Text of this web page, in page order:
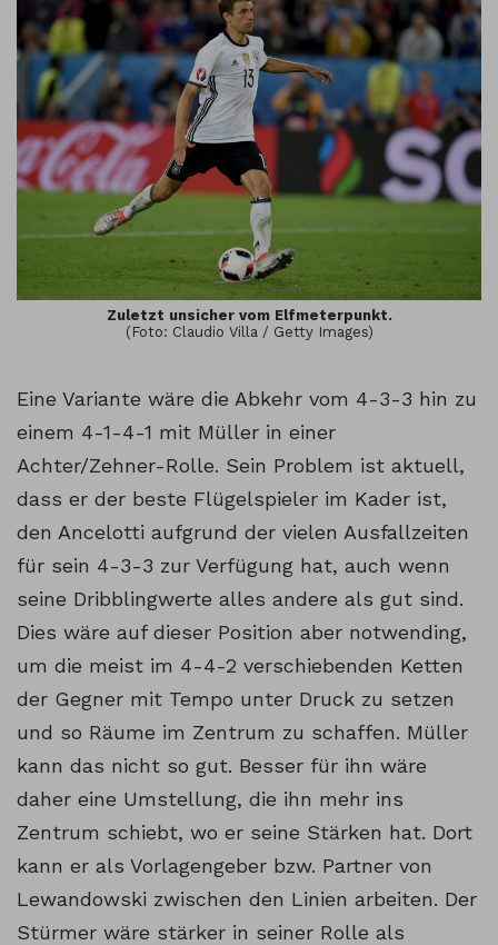
Zuletzt unsicher vom Elfmeterpunkt.
(Foto: Claudio Villa / Getty Images)
Eine Variante wäre die Abkehr vom 4-3-3 hin zu
einem 4-1-4-1 mit Müller in einer
Achter/Zehner-Rolle. Sein Problem ist aktuell,
dass er der beste Flügelspieler im Kader ist,
den Ancelotti aufgrund der vielen Ausfallzeiten
für sein 4-3-3 zur Verfügung hat, auch wenn
seine Dribblingwerte alles andere als gut sind.
Dies wäre auf dieser Position aber notwending,
um die meist im 4-4-2 verschiebenden Ketten
der Gegner mit Tempo unter Druck zu setzen
und so Räume im Zentrum zu schaffen. Müller
kann das nicht so gut. Besser für ihn wäre
daher eine Umstellung, die ihn mehr ins
Zentrum schiebt, wo er seine Stärken hat. Dort
kann er als Vorlagengeber bzw. Partner von
Lewandowski zwischen den Linien arbeiten. Der
Stürmer wäre stärker in seiner Rolle als